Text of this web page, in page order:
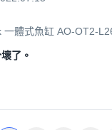
一體式魚缸 AO-OT2-
了。